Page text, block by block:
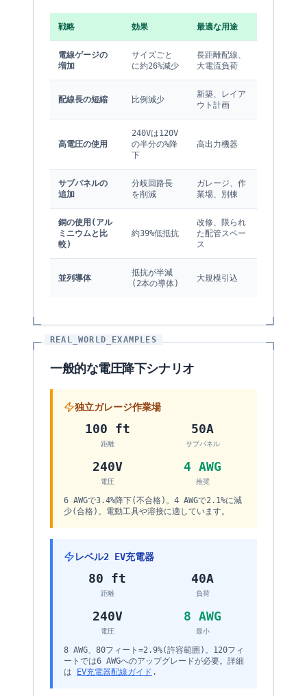
戦略 効果 最適な用途
電線ゲージの
増加
サイズごと
に約26%減少
長距離配線、
大電流負荷
配線長の短縮 比例減少
新築、レイア
ウト計画
高電圧の使用
240Vは120V
の半分の%降
下
高出力機器
サブパネルの
追加
分岐回路長
を削減
ガレージ、作
業場、別棟
銅の使用(アル
ミニウムと比
較)
約39%低抵抗
改修、限られ
た配管スペー
ス
並列導体
抵抗が半減
(2本の導体)
大規模引込
REAL_WORLD_EXAMPLES
一般的な電圧降下シナリオ
独立ガレージ作業場
100 ft
距離
50A
サブパネル
240V
電圧
4 AWG
推奨
6 AWGで3.4%降下(不合格)。4 AWGで2.1%に減
少(合格)。電動工具や溶接に適しています。
レベル2 EV充電器
80 ft
距離
40A
負荷
240V
電圧
8 AWG
最小
8 AWG、80フィート=2.9%(許容範囲)。120フィ
ートでは6 AWGへのアップグレードが必要。詳細
は
EV充電器配線ガイド .